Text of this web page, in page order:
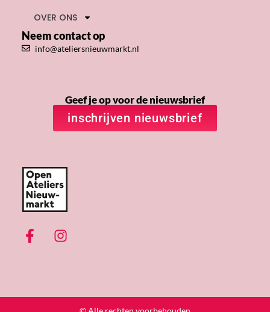
OVER ONS
Neem contact op
info@ateliersnieuwmarkt.nl
Geef je op voor de nieuwsbrief
inschrijven nieuwsbrief